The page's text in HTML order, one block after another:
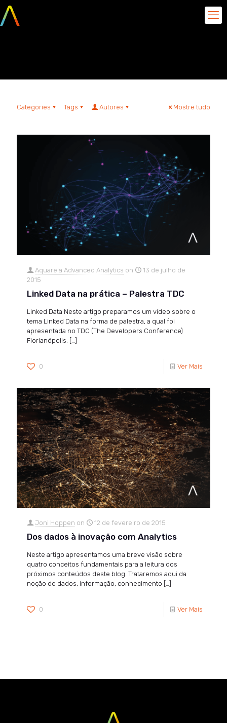
Categories Tags Autores Mostre tudo
Aquarela Advanced Analytics on
13 de julho de
2015
Linked Data na prática – Palestra TDC
Linked Data Neste artigo preparamos um vídeo sobre o
tema Linked Data na forma de palestra, a qual foi
apresentada no TDC (The Developers Conference)
Florianópolis. […]
0 Ver Mais
Joni Hoppen on 12 de fevereiro de 2015
Dos dados à inovação com Analytics
Neste artigo apresentamos uma breve visão sobre
quatro conceitos fundamentais para a leitura dos
próximos conteúdos deste blog. Trataremos aqui da
noção de dados, informação, conhecimento […]
0 Ver Mais